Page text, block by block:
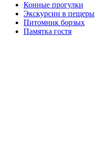
Конные прогулки
Экскурсии в пещеры
Питомник борзых
Памятка гостя